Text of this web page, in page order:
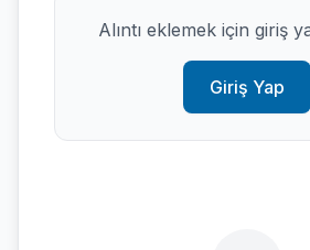
Alıntı eklemek için giriş
Giriş Yap